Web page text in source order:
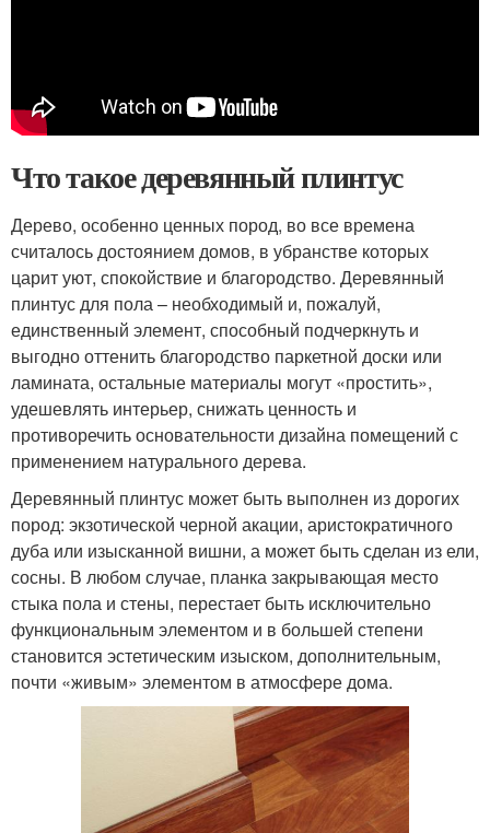
Что такое деревянный плинтус
Дерево, особенно ценных пород, во все времена
считалось достоянием домов, в убранстве которых
царит уют, спокойствие и благородство. Деревянный
плинтус для пола – необходимый и, пожалуй,
единственный элемент, способный подчеркнуть и
выгодно оттенить благородство паркетной доски или
ламината, остальные материалы могут «простить»,
удешевлять интерьер, снижать ценность и
противоречить основательности дизайна помещений с
применением натурального дерева.
Деревянный плинтус может быть выполнен из дорогих
пород: экзотической черной акации, аристократичного
дуба или изысканной вишни, а может быть сделан из ели,
сосны. В любом случае, планка закрывающая место
стыка пола и стены, перестает быть исключительно
функциональным элементом и в большей степени
становится эстетическим изыском, дополнительным,
почти «живым» элементом в атмосфере дома.